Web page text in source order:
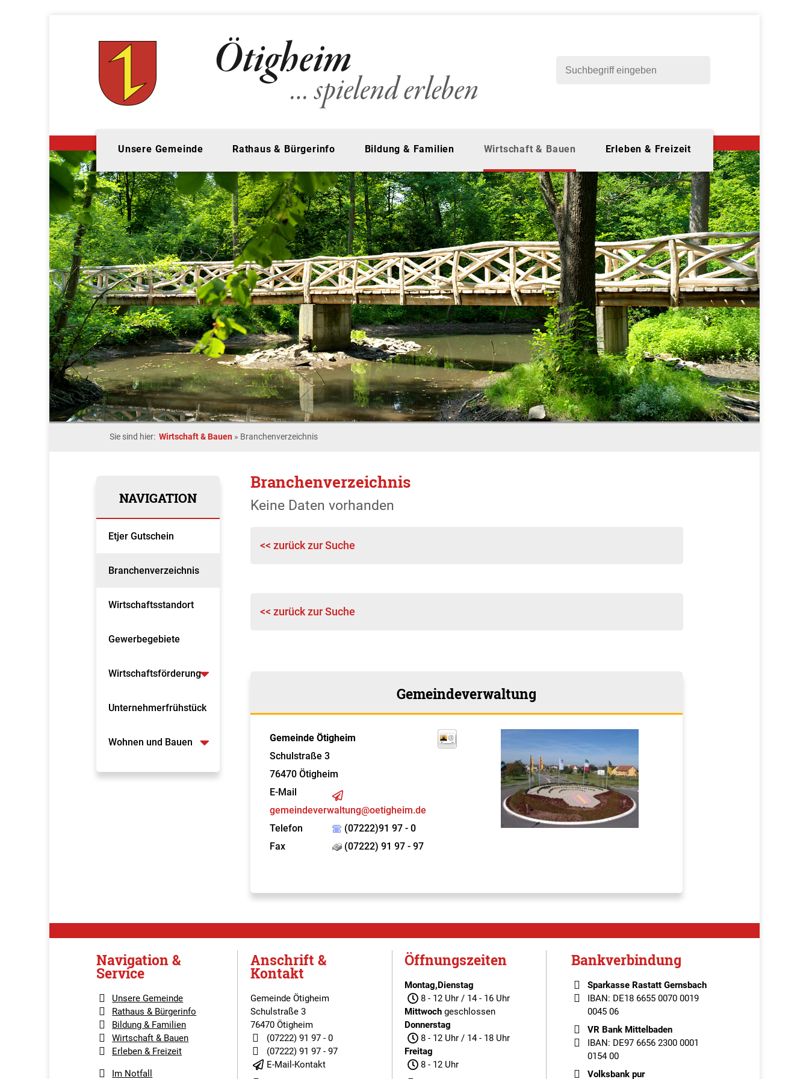
Unsere Gemeinde Rathaus & Bürgerinfo Bildung & Familien Wirtschaft & Bauen Erleben & Freizeit
Sie sind hier: Wirtschaft & Bauen » Branchenverzeichnis
NAVIGATION
Etjer Gutschein
Branchenverzeichnis
Wirtschaftsstandort
Gewerbegebiete
Wirtschaftsförderung
Unternehmerfrühstück
Wohnen und Bauen
Branchenverzeichnis
Keine Daten vorhanden
<< zurück zur Suche
<< zurück zur Suche
Gemeindeverwaltung
Gemeinde Ötigheim
Schulstraße 3
76470 Ötigheim
E-Mail
gemeindeverwaltung@oetigheim.de
Telefon
(07222)91 97 - 0
Fax
(07222) 91 97 - 97
Navigation &
Service
Unsere Gemeinde
Rathaus & Bürgerinfo
Bildung & Familien
Wirtschaft & Bauen
Erleben & Freizeit
Im Notfall
Anschrift &
Kontakt
Gemeinde Ötigheim
Schulstraße 3
76470 Ötigheim
(07222) 91 97 - 0
(07222) 91 97 - 97
E-Mail-Kontakt
Öffnungszeiten
Montag,Dienstag
8 - 12 Uhr / 14 - 16 Uhr
Mittwoch geschlossen
Donnerstag
8 - 12 Uhr / 14 - 18 Uhr
Freitag
8 - 12 Uhr
Bankverbindung
Sparkasse Rastatt Gernsbach
IBAN: DE18 6655 0070 0019
0045 06
VR Bank Mittelbaden
IBAN: DE97 6656 2300 0001
0154 00
Volksbank pur